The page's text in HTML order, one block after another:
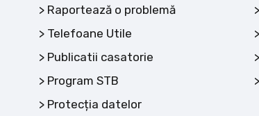
Raportează o problemă
Telefoane Utile
Publicatii casatorie
Program STB
Protecția datelor